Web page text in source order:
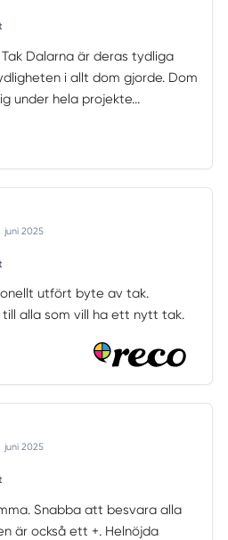
Dalarna är deras tydliga
i allt dom gjorde. Dom
under hela projekte...
juni 2025
utfört byte av tak.
alla som vill ha ett nytt tak.
juni 2025
Snabba att besvara alla
är också ett +. Helnöjda